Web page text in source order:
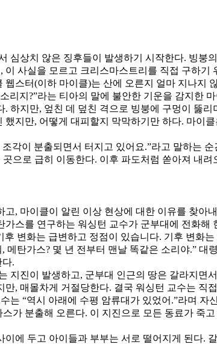
심상치 않은 징후들이 발생하기 시작한다. 빙붕
사실을 모르고 크리스마스트리를 직접 구하기
스터(이하 마이클)는 산에 오른지 얼마 지나지
리지?”라는 티아의 말에 불안한 기운을 감지한
하지만, 엎친 데 덮친 격으로 빙붕에 구멍이 뚫리
지만, 어떻게 대피할지 막막하기만 하다. 마이
각이 분출되면서 터지고 있어요.”라고 말하는
으로 급히 이동한다. 이후 파도처럼 쏟아져 내
, 마이클이 알린 이상 현상에 대한 이유를 찾아
스를 연구하는 워싱턴 교수가 군부대에 전화해
변화는 급변하고 정점이 있습니다. 기후 변화
탄가스? 몇 년 전부터 맨날 똑같은 소리야.”
.
지진이 발생하고, 군부대 인근의 땅은 갈라지면
, 매몰차게 거절당한다. 결국 워싱턴 교수는 직
는 “역시 아래에 수평 암류대가 있었어.”라며
가 분출해 오른다. 이 지진으로 모든 동료가 죽
에 두고 아이들과 부부는 서로 떨어지게 된다.